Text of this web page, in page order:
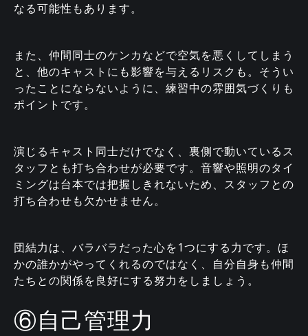
なる可能性もあります。
また、仲間同士のケンカなどで空気を悪くしてしまう
と、他のキャストにも影響を与えるリスクも。そうい
ったことにならないように、練習中の雰囲気づくりも
ポイントです。
演じるキャスト同士だけでなく、裏側で動いているス
タッフとも打ち合わせが必要です。音響や照明のタイ
ミングは台本では把握しきれないため、スタッフとの
打ち合わせも欠かせません。
団結力は、バラバラだった心を1つにする力です。ほ
かの誰かがやってくれるのではなく、自分自身も仲間
たちとの関係を良好にする努力をしましょう。
⑥自己管理力